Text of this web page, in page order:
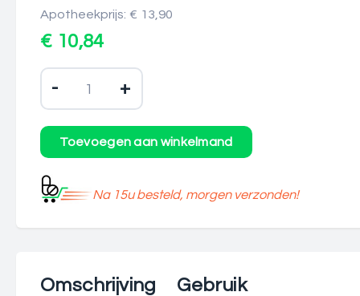
Apotheekprijs: € 13,90
€ 10,84
- +
Na 15u besteld, morgen verzonden!
Omschrijving
Gebruik